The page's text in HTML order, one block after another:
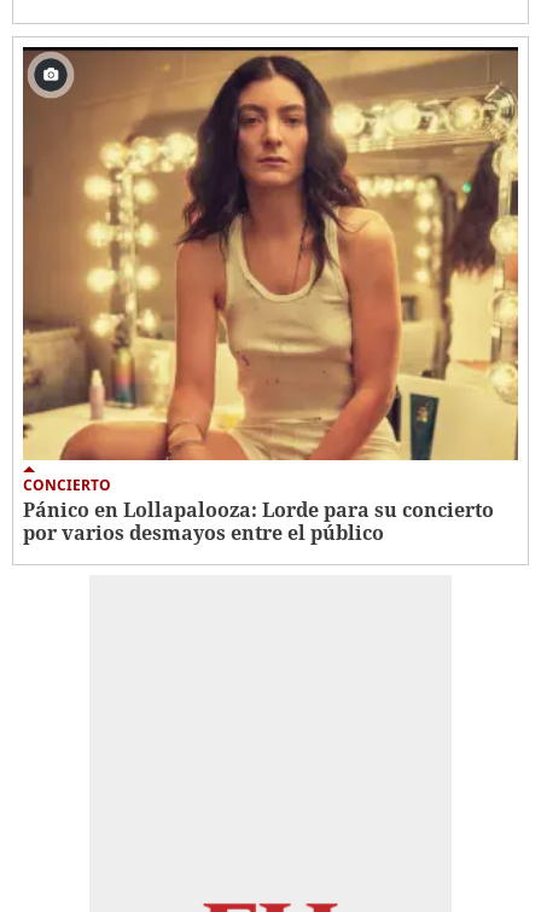
CONCIERTO
Pánico en Lollapalooza: Lorde para su concierto
por varios desmayos entre el público